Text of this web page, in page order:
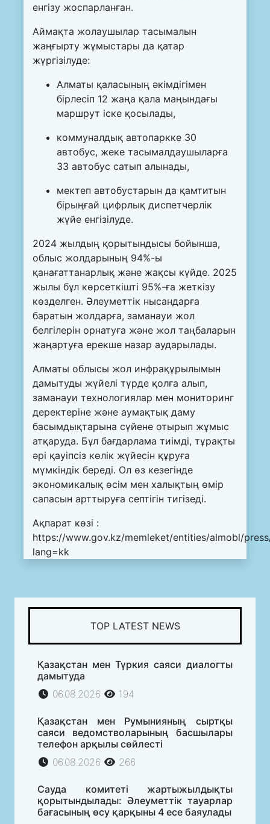
енгізу жоспарланған.
Аймақта жолаушылар тасымалын
жаңғырту жұмыстары да қатар
жүргізілуде:
Алматы қаласының әкімдігімен
бірлесіп 12 жаңа қала маңындағы
маршрут іске қосылады,
коммуналдық автопаркке 30
автобус, жеке тасымалдаушыларға
33 автобус сатып алынады,
мектеп автобустарын да қамтитын
бірыңғай цифрлық диспетчерлік
жүйе енгізілуде.
2024 жылдың қорытындысы бойынша,
облыс жолдарының 94%-ы
қанағаттанарлық және жақсы күйде. 2025
жылы бұл көрсеткішті 95%-ға жеткізу
көзделген. Әлеуметтік нысандарға
баратын жолдарға, заманауи жол
белгілерін орнатуға және жол таңбаларын
жаңартуға ерекше назар аударылады.
Алматы облысы жол инфрақұрылымын
дамытуды жүйелі түрде қолға алып,
заманауи технологиялар мен мониторинг
деректеріне және аумақтық даму
басымдықтарына сүйене отырып жұмыс
атқаруда. Бұл бағдарлама тиімді, тұрақты
әрі қауіпсіз көлік жүйесін құруға
мүмкіндік береді. Ол өз кезегінде
экономикалық өсім мен халықтың өмір
сапасын арттыруға септігін тигізеді.
Ақпарат көзі :
https://www.gov.kz/memleket/entities/almobl/
lang=kk
TOP LATEST NEWS
Қазақстан мен Түркия саяси диалогты
дамытуда
06.08.2026
194
Қазақстан мен Румынияның сыртқы
саяси ведомстволарының басшылары
телефон арқылы сөйлесті
06.08.2026
266
Сауда комитеті жартыжылдықты
қорытындылады: Әлеуметтік тауарлар
бағасының өсу қарқыны 4 есе баяулады